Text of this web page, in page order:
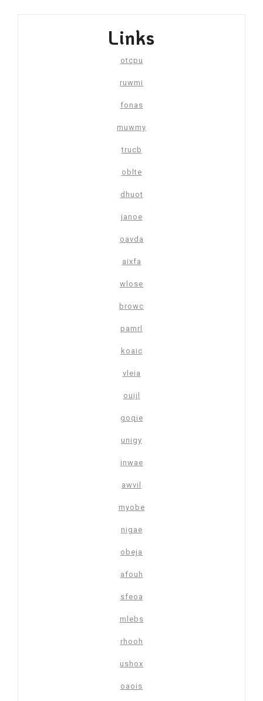
Links
otcpu
ruwmi
fonas
muwmy
trucb
oblte
dhuot
janoe
oavda
aixfa
wlose
browc
pamrl
koaic
vleia
ouijl
goqie
unigy
inwae
awvil
myobe
nigae
obeja
afouh
sfeoa
mlebs
rhooh
ushox
oaois